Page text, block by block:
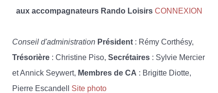
aux accompagnateurs Rando Loisirs CONNEXION
Conseil d'administration Président : Rémy Corthésy,
Trésorière : Christine Piso, Secrétaires : Sylvie Mercier
et Annick Seywert, Membres de CA : Brigitte Diotte,
Pierre Escandell Site photo